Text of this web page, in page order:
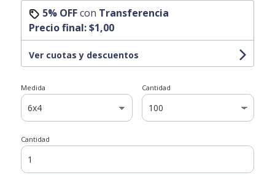
5% OFFcon Transferencia
Precio final:$1,00
Ver cuotas y descuentos
Medida Cantidad
Cantidad